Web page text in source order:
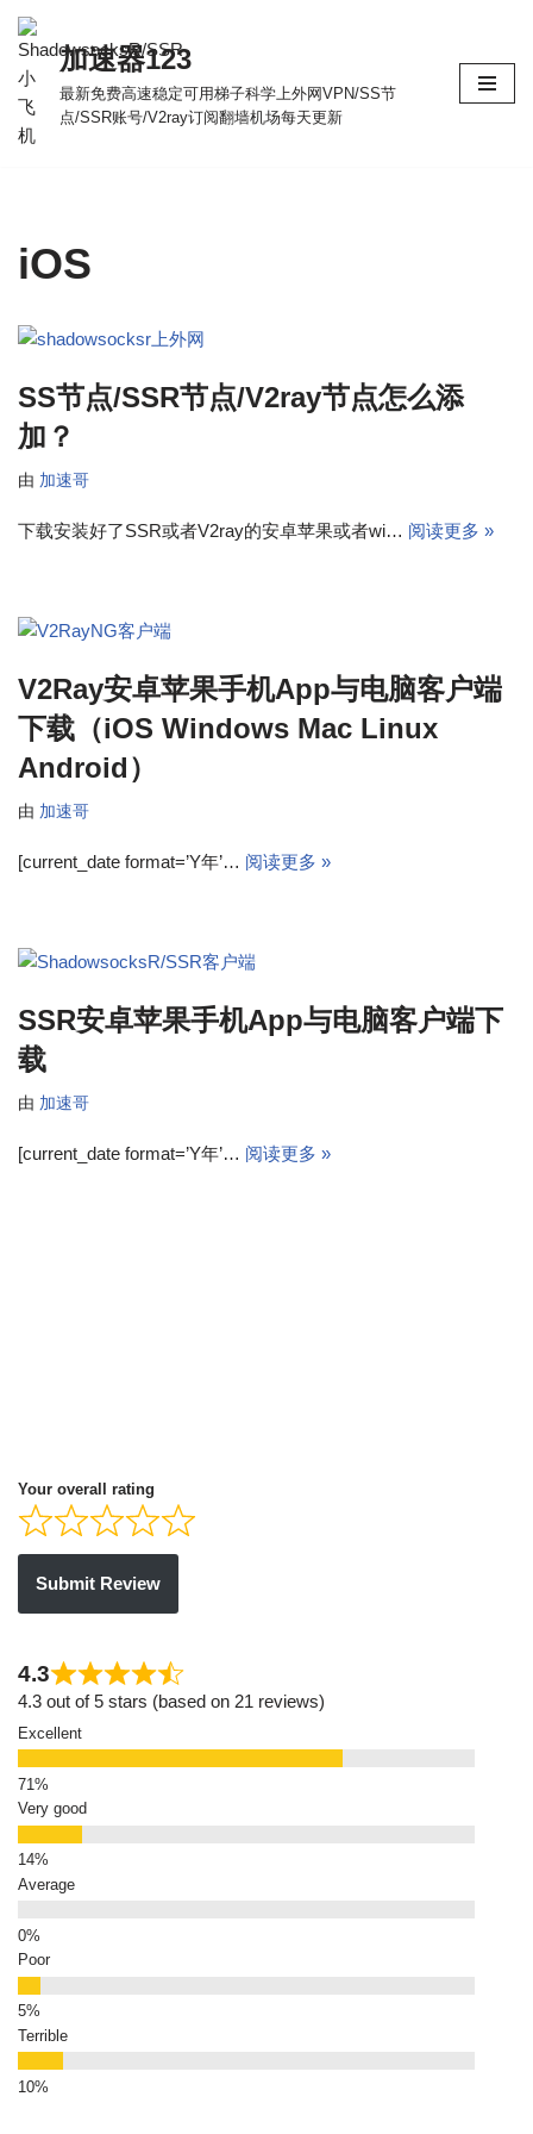
至
正
文
加速器123
最新免费高速稳定可用梯子科学上外网VPN/SS节
点/SSR账号/V2ray订阅翻墙机场每天更新
iOS
SS节点/SSR节点/V2ray节点怎么添
加？
由 加速哥
下载安装好了SSR或者V2ray的安卓苹果或者wi… 阅读更多 »
V2Ray安卓苹果手机App与电脑客户端
下载（iOS Windows Mac Linux
Android）
由 加速哥
[current_date format=’Y年’… 阅读更多 »
SSR安卓苹果手机App与电脑客户端下
载
由 加速哥
[current_date format=’Y年’… 阅读更多 »
Your overall rating
Submit Review
4.3
4.3 out of 5 stars (based on 21 reviews)
Excellent
Very good
Average
Poor
Terrible